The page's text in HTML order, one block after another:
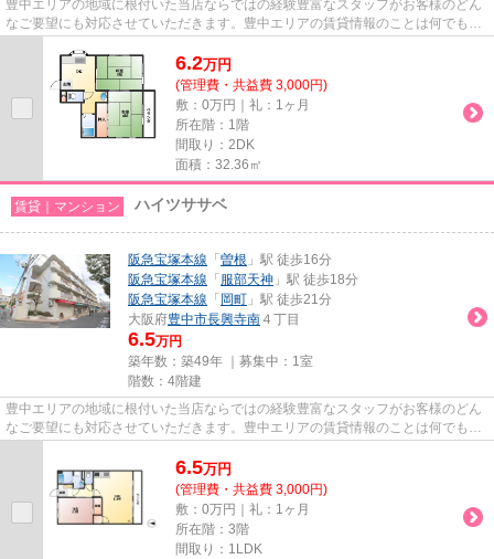
豊中エリアの地域に根付いた当店ならではの経験豊富なスタッフがお客様のどん
なご要望にも対応させていただきます。豊中エリアの賃貸情報のことは何でもお
6.2万円
(管理費・共益費 3,000円)
敷：0万円｜礼：1ヶ月
所在階：1階
間取り：2DK
面積：32.36㎡
賃貸｜マンション ハイツササベ
阪急宝塚本線 「 曽根 」駅 徒歩16分
阪急宝塚本線 「 服部天神 」駅 徒歩18分
阪急宝塚本線 「 岡町 」駅 徒歩21分
大阪府豊中市長興寺南 ４丁目
6.5万円
築年数：築49年 ｜募集中： 1室
階数：4階建
豊中エリアの地域に根付いた当店ならではの経験豊富なスタッフがお客様のどん
なご要望にも対応させていただきます。豊中エリアの賃貸情報のことは何でもお
6.5万円
(管理費・共益費 3,000円)
敷：0万円｜礼：1ヶ月
所在階：3階
間取り：1LDK